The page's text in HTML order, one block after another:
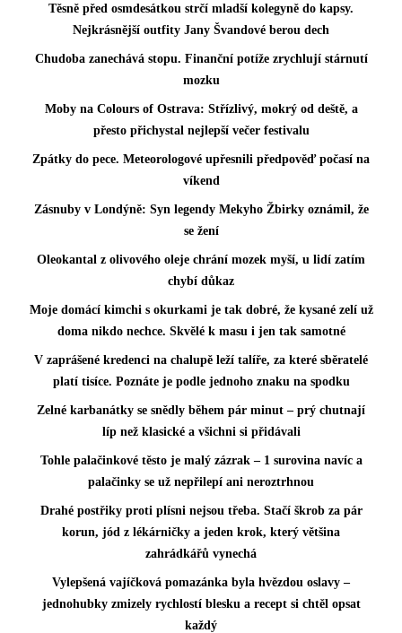
Těsně před osmdesátkou strčí mladší kolegyně do kapsy.
Nejkrásnější outfity Jany Švandové berou dech
Chudoba zanechává stopu. Finanční potíže zrychlují stárnutí
mozku
Moby na Colours of Ostrava: Střízlivý, mokrý od deště, a
přesto přichystal nejlepší večer festivalu
Zpátky do pece. Meteorologové upřesnili předpověď počasí na
víkend
Zásnuby v Londýně: Syn legendy Mekyho Žbirky oznámil, že
se žení
Oleokantal z olivového oleje chrání mozek myší, u lidí zatím
chybí důkaz
Moje domácí kimchi s okurkami je tak dobré, že kysané zelí už
doma nikdo nechce. Skvělé k masu i jen tak samotné
V zaprášené kredenci na chalupě leží talíře, za které sběratelé
platí tisíce. Poznáte je podle jednoho znaku na spodku
Zelné karbanátky se snědly během pár minut – prý chutnají
líp než klasické a všichni si přidávali
Tohle palačinkové těsto je malý zázrak – 1 surovina navíc a
palačinky se už nepřilepí ani neroztrhnou
Drahé postřiky proti plísni nejsou třeba. Stačí škrob za pár
korun, jód z lékárničky a jeden krok, který většina
zahrádkářů vynechá
Vylepšená vajíčková pomazánka byla hvězdou oslavy –
jednohubky zmizely rychlostí blesku a recept si chtěl opsat
každý